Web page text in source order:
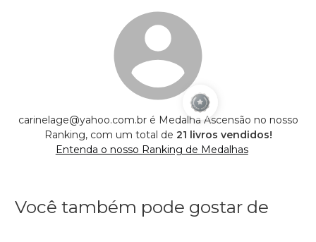
carinelage@yahoo.com.br é Medalha Ascensão no nosso
Ranking, com um total de 21 livros vendidos!
Entenda o nosso Ranking de Medalhas
Você também pode gostar de